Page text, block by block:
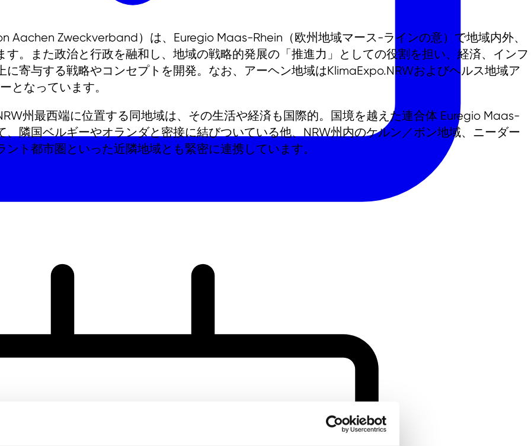
Aachen Zweckverband）は、Euregio Maas-Rhein（欧州地域マース-ラインの意）で地域内外、
。また政治と行政を融和し、地域の戦略的発展の「推進力」としての役割を担い、経済、インフ
寄与する戦略やコンセプトを開発。なお、アーヘン地域はKlimaExpo.NRWおよびヘルス地域ア
となっています。
州最西端に位置する同地域は、その生活や経済も国際的。国境を越えた連合体 Euregio Maas-
隣国ベルギーやオランダと密接に結びついている他、NRW州内のケルン／ボン地域、ニーダー
ト都市圏といった近隣地域とも緊密に連携しています。